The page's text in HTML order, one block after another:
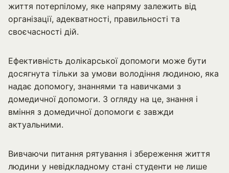
життя потерпілому, яке напряму залежить від
організації, адекватності, правильності та
своєчасності дій.
Ефективність долікарської допомоги може бути
досягнута тільки за умови володіння людиною, яка
надає допомогу, знаннями та навичками з
домедичної допомоги. З огляду на це, знання і
вміння з домедичної допомоги є завжди
актуальними.
Вивчаючи питання рятування і збереження життя
людини у невідкладному стані студенти не лише